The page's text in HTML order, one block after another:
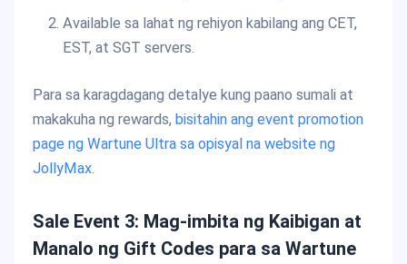
Available sa lahat ng rehiyon kabilang ang CET,
EST, at SGT servers.
Para sa karagdagang detalye kung paano sumali at
makakuha ng rewards, bisitahin ang event promotion
page ng Wartune Ultra sa opisyal na website ng
JollyMax.
Sale Event 3: Mag-imbita ng Kaibigan at
Manalo ng Gift Codes para sa Wartune